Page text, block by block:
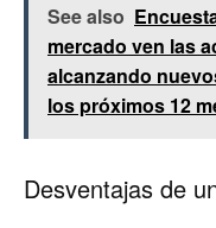
See also
mercado ven las
alcanzando
los próximos 12
Desventajas de